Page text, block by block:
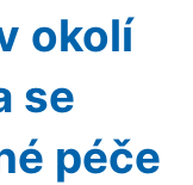
okolí
se
péče